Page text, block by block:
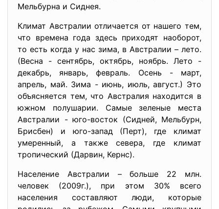
Мельбурна и Сиднея.
Климат Австралии отличается от нашего тем,
что времена года здесь приходят наоборот,
то есть когда у нас зима, в Австралии – лето.
(Весна - сентябрь, октябрь, ноябрь. Лето -
декабрь, январь, февраль. Осень - март,
апрель, май. Зима - июнь, июль, август.) Это
объясняется тем, что Австралия находится в
южном полушарии. Самые зеленые места
Австралии - юго-восток (Сидней, Мельбурн,
Брисбен) и юго-запад (Перт), где климат
умеренный, a также севера, где климат
тропический (Дарвин, Кернс).
Население Австралии – больше 22 млн.
человек (2009г.), при этом 30% всего
населения составляют люди, которые